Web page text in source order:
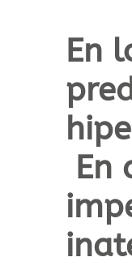
En
En